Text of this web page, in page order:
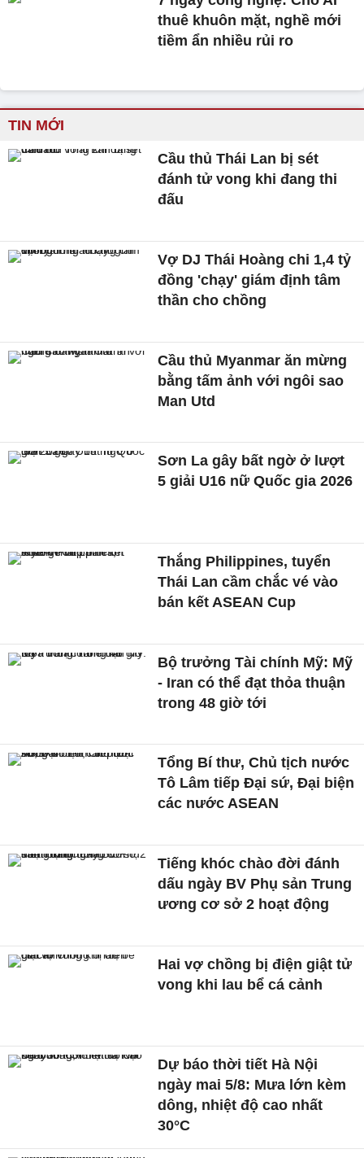
thuê khuôn mặt, nghề mới
tiềm ẩn nhiều rủi ro
TIN MỚI
Cầu thủ Thái Lan bị sét
đánh tử vong khi đang thi
đấu
Vợ DJ Thái Hoàng chi 1,4 tỷ
đồng 'chạy' giám định tâm
thần cho chồng
Cầu thủ Myanmar ăn mừng
bằng tấm ảnh với ngôi sao
Man Utd
Sơn La gây bất ngờ ở lượt
5 giải U16 nữ Quốc gia 2026
Thắng Philippines, tuyển
Thái Lan cầm chắc vé vào
bán kết ASEAN Cup
Bộ trưởng Tài chính Mỹ: Mỹ
- Iran có thể đạt thỏa thuận
trong 48 giờ tới
Tổng Bí thư, Chủ tịch nước
Tô Lâm tiếp Đại sứ, Đại biện
các nước ASEAN
Tiếng khóc chào đời đánh
dấu ngày BV Phụ sản Trung
ương cơ sở 2 hoạt động
Hai vợ chồng bị điện giật tử
vong khi lau bể cá cảnh
Dự báo thời tiết Hà Nội
ngày mai 5/8: Mưa lớn kèm
dông, nhiệt độ cao nhất
30°C